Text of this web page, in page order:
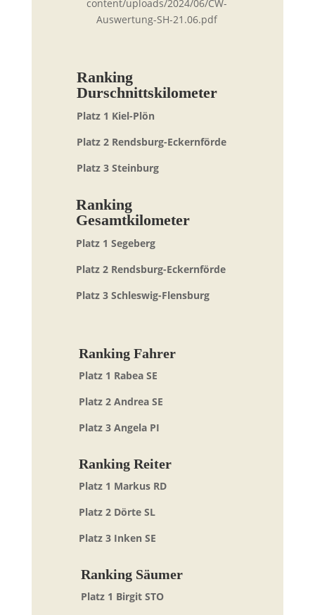
content/uploads/2024/06/CW-
Auswertung-SH-21.06.pdf
Ranking
Durschnittskilometer
Platz 1 Kiel-Plön
Platz 2 Rendsburg-Eckernförde
Platz 3 Steinburg
Ranking
Gesamtkilometer
Platz 1 Segeberg
Platz 2 Rendsburg-Eckernförde
Platz 3 Schleswig-Flensburg
Ranking Fahrer
Platz 1 Rabea SE
Platz 2 Andrea SE
Platz 3 Angela PI
Ranking Reiter
Platz 1 Markus RD
Platz 2 Dörte SL
Platz 3 Inken SE
Ranking Säumer
Platz 1 Birgit STO